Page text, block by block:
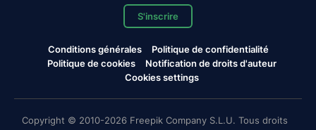
S'inscrire
Conditions générales
Politique de confidentialité
Politique de cookies
Notification de droits d'auteur
Cookies settings
Copyright © 2010-2026 Freepik Company S.L.U. Tous droits